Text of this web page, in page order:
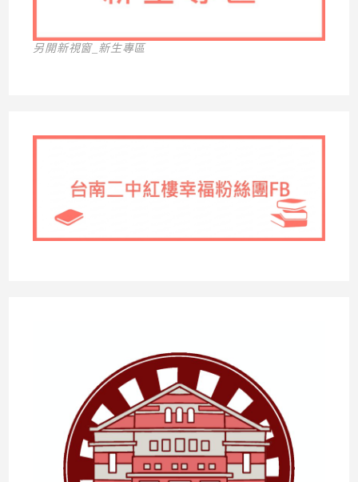
另開新視窗_新生專區